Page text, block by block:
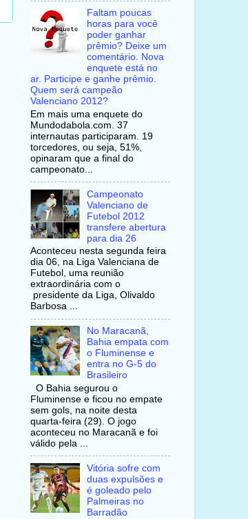
Faltam poucas
horas para você
poder ganhar
prêmio? Deixe um
comentário. Nova
enquete está no
ar. Participe e ganhe prêmio.
Quem será campeão
Valenciano 2012?
Em mais uma enquete do
Mundodabola.com. 37
internautas participaram. 19
torcedores, ou seja, 51%,
opinaram que a final do
campeonato...
Campeonato
Valenciano de
Futebol 2012
transfere abertura
para dia 26
Aconteceu nesta segunda feira
dia 06, na Liga Valenciana de
Futebol, uma reunião
extraordinária com o
presidente da Liga, Olivaldo
Barbosa ...
No Maracanã,
Bahia empata com
o Fluminense e
entra no G-5 do
Brasileiro
O Bahia segurou o
Fluminense e ficou no empate
sem gols, na noite desta
quarta-feira (29). O jogo
aconteceu no Maracanã e foi
válido pela ...
Vitória sofre com
duas expulsões e
é goleado pelo
Palmeiras no
Barradão